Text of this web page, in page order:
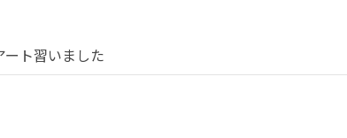
ート習いました